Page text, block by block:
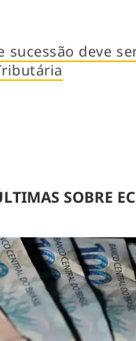
SOBRE
sucessão deve